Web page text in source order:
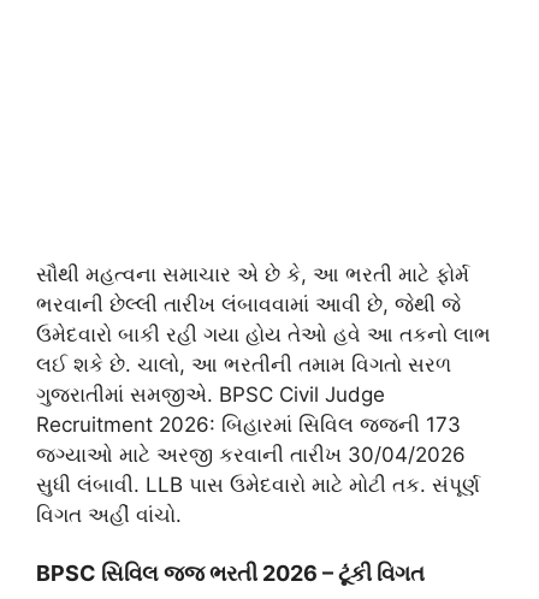
​સૌથી મહત્વના સમાચાર એ છે કે, આ ભરતી માટે ફોર્મ
ભરવાની છેલ્લી તારીખ લંબાવવામાં આવી છે, જેથી જે
ઉમેદવારો બાકી રહી ગયા હોય તેઓ હવે આ તકનો લાભ
લઈ શકે છે. ચાલો, આ ભરતીની તમામ વિગતો સરળ
ગુજરાતીમાં સમજીએ. BPSC Civil Judge
Recruitment 2026: બિહારમાં સિવિલ જજની 173
જગ્યાઓ માટે અરજી કરવાની તારીખ 30/04/2026
સુધી લંબાવી. LLB પાસ ઉમેદવારો માટે મોટી તક. સંપૂર્ણ
વિગત અહીં વાંચો.
BPSC સિવિલ જજ ભરતી 2026 – ટૂંકી વિગત